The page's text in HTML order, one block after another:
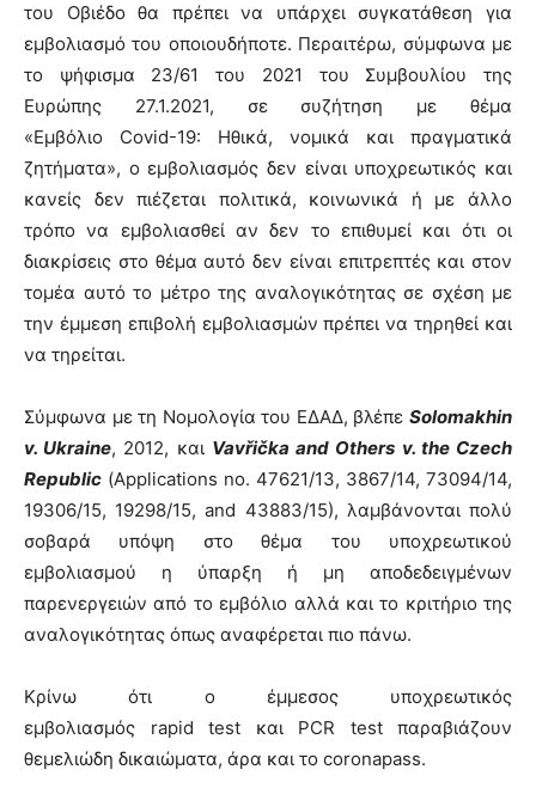
του Οβιέδο θα πρέπει να υπάρχει συγκατάθεση για
εμβολιασμό του οποιουδήποτε. Περαιτέρω, σύμφωνα με
το ψήφισμα 23/61 του 2021 του Συμβουλίου της
Ευρώπης 27.1.2021, σε συζήτηση με θέμα
«Εμβόλιο Covid-19: Ηθικά, νομικά και πραγματικά
ζητήματα», o εμβολιασμός δεν είναι υποχρεωτικός και
κανείς δεν πιέζεται πολιτικά, κοινωνικά ή με άλλο
τρόπο να εμβολιασθεί αν δεν το επιθυμεί και ότι οι
διακρίσεις στο θέμα αυτό δεν είναι επιτρεπτές και στον
τομέα αυτό το μέτρο της αναλογικότητας σε σχέση με
την έμμεση επιβολή εμβολιασμών πρέπει να τηρηθεί και
να τηρείται.
Σύμφωνα με τη Νομολογία του ΕΔΑΔ, βλέπε Solomakhin
v. Ukraine, 2012, και Vavřička and Others v. the Czech
Republic (Αpplications no. 47621/13, 3867/14, 73094/14,
19306/15, 19298/15, and 43883/15), λαμβάνονται πολύ
σοβαρά υπόψη στο θέμα του υποχρεωτικού
εμβολιασμού η ύπαρξη ή μη αποδεδειγμένων
παρενεργειών από το εμβόλιο αλλά και το κριτήριο της
αναλογικότητας όπως αναφέρεται πιο πάνω.
Κρίνω ότι ο έμμεσος υποχρεωτικός
εμβολιασμός rapid test και PCR testπαραβιάζουν
θεμελιώδη δικαιώματα, άρα και το coronapass.